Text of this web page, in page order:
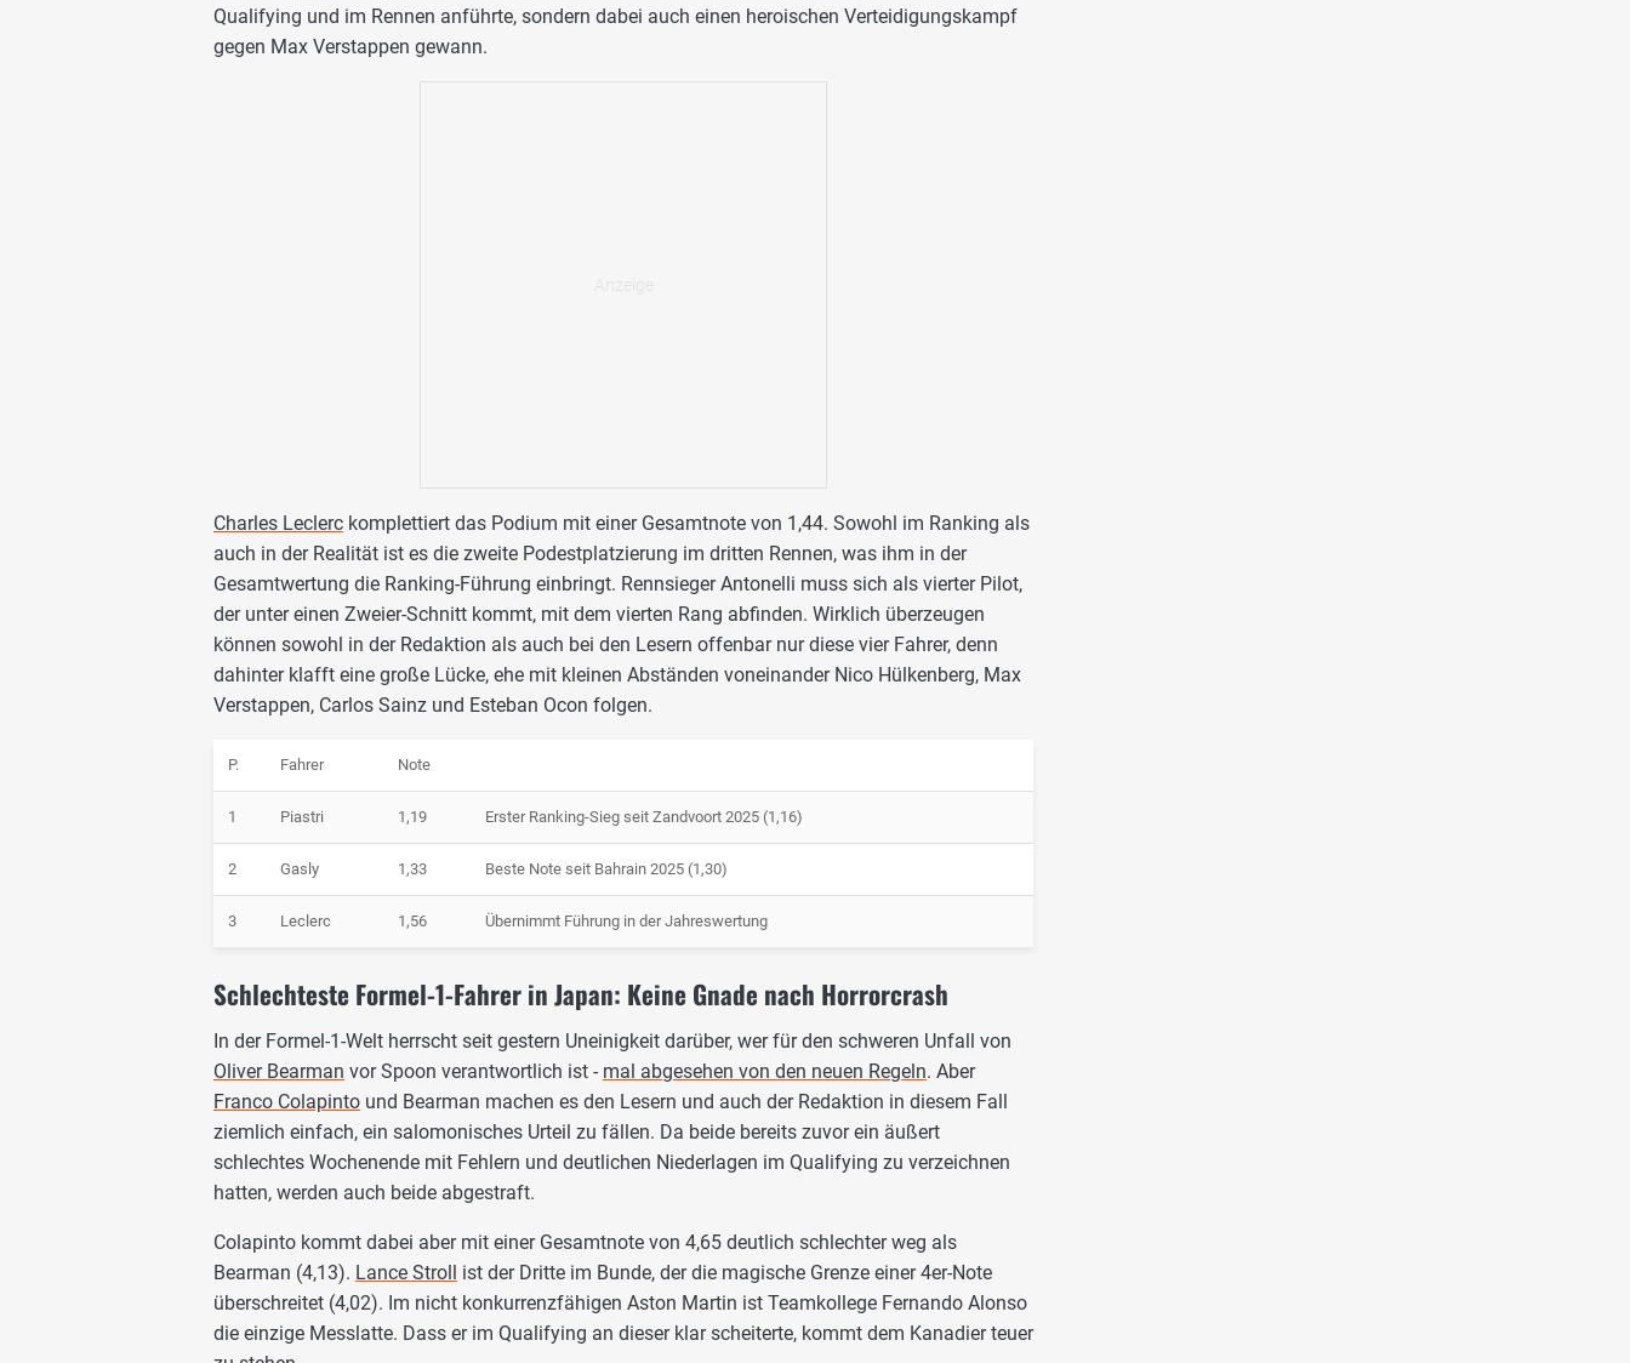
Qualifying und im Rennen anführte, sondern dabei auch einen heroischen Verteidigungskampf
gegen Max Verstappen gewann.
Charles Leclerc komplettiert das Podium mit einer Gesamtnote von 1,44. Sowohl im Ranking als
auch in der Realität ist es die zweite Podestplatzierung im dritten Rennen, was ihm in der
Gesamtwertung die Ranking-Führung einbringt. Rennsieger Antonelli muss sich als vierter Pilot,
der unter einen Zweier-Schnitt kommt, mit dem vierten Rang abfinden. Wirklich überzeugen
können sowohl in der Redaktion als auch bei den Lesern offenbar nur diese vier Fahrer, denn
dahinter klafft eine große Lücke, ehe mit kleinen Abständen voneinander Nico Hülkenberg, Max
Verstappen, Carlos Sainz und Esteban Ocon folgen.
P. Fahrer Note
1 Piastri 1,19 Erster Ranking-Sieg seit Zandvoort 2025 (1,16)
2 Gasly 1,33 Beste Note seit Bahrain 2025 (1,30)
3 Leclerc 1,56 Übernimmt Führung in der Jahreswertung
Schlechteste Formel-1-Fahrer in Japan: Keine Gnade nach Horrorcrash
In der Formel-1-Welt herrscht seit gestern Uneinigkeit darüber, wer für den schweren Unfall von
Oliver Bearman vor Spoon verantwortlich ist - mal abgesehen von den neuen Regeln. Aber
Franco Colapinto und Bearman machen es den Lesern und auch der Redaktion in diesem Fall
ziemlich einfach, ein salomonisches Urteil zu fällen. Da beide bereits zuvor ein äußert
schlechtes Wochenende mit Fehlern und deutlichen Niederlagen im Qualifying zu verzeichnen
hatten, werden auch beide abgestraft.
Colapinto kommt dabei aber mit einer Gesamtnote von 4,65 deutlich schlechter weg als
Bearman (4,13). Lance Stroll ist der Dritte im Bunde, der die magische Grenze einer 4er-Note
überschreitet (4,02). Im nicht konkurrenzfähigen Aston Martin ist Teamkollege Fernando Alonso
die einzige Messlatte. Dass er im Qualifying an dieser klar scheiterte, kommt dem Kanadier teuer